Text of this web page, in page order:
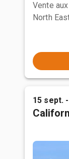
Vente
North
15 sept.